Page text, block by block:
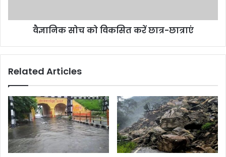
वैज्ञानिक सोच को विकसित करें छात्र-छात्राएं
Related Articles